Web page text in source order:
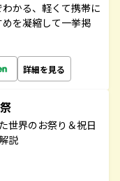
かる、軽くて携帯に
を凝縮して一挙掲
詳細を見る
世界のお祭り＆祝日
説